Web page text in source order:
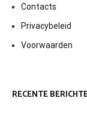
Contacts
Privacybeleid
Voorwaarden
RECENTE